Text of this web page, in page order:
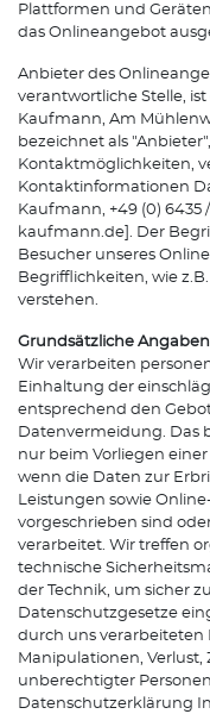
Plattformen und
das Onlineangebot
Anbieter des
verantwortliche Stelle,
Kaufmann, Am
bezeichnet als
Kontaktmöglichkeiten,
Kontaktinformationen
Kaufmann, +49 (0) 6435
kaufmann.de]. Der
Besucher unseres
Begrifflichkeiten, wie
verstehen.
Grundsätzliche
Wir verarbeiten
Einhaltung der
entsprechend den
Datenvermeidung. Das
nur beim Vorliegen
wenn die Daten zur
Leistungen sowie
vorgeschrieben sind
verarbeitet. Wir treffen
technische
der Technik, um sicher
Datenschutzgesetze
durch uns verarbeiteten
Manipulationen,
unberechtigter
Datenschutzerklärung